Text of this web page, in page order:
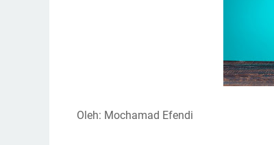
Oleh: Mochamad Efendi